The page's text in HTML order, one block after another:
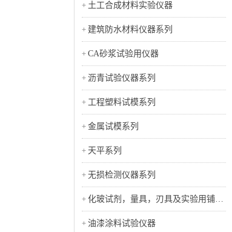
土工合成材料实验仪器
建筑防水材料仪器系列
CA砂浆试验用仪器
沥青试验仪器系列
工程塑料试模系列
金属试模系列
天平系列
无损检测仪器系列
化玻试剂，量具，刃具及实验用铺助
工具类
油漆涂料试验仪器